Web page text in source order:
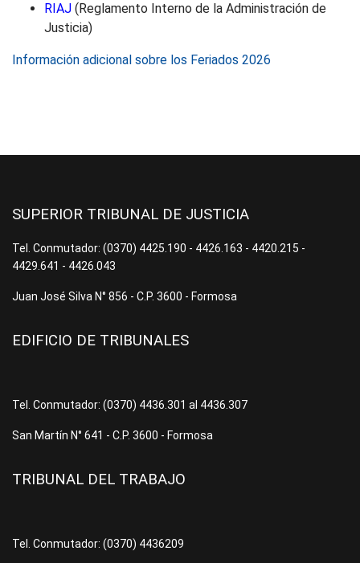
RIAJ (Reglamento Interno de la Administración de
Justicia)
Información adicional sobre los Feriados 2026
SUPERIOR TRIBUNAL DE JUSTICIA
Tel. Conmutador: (0370) 4425.190 - 4426.163 - 4420.215 -
4429.641 - 4426.043
Juan José Silva N° 856 - C.P. 3600 - Formosa
EDIFICIO DE TRIBUNALES
Tel. Conmutador: (0370) 4436.301 al 4436.307
San Martín N° 641 - C.P. 3600 - Formosa
TRIBUNAL DEL TRABAJO
Tel. Conmutador: (0370) 4436209